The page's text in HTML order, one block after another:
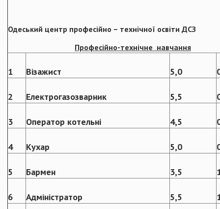
Одеський центр професійно – технічної освіти ДСЗ
Професійно-технічне навчання
1 Візажист 5,0
2 Електрогазозварник 5,5
3 Оператор котельні 4,5
4 Кухар 5,0
5 Бармен 3,5
6 Адміністратор 5,5